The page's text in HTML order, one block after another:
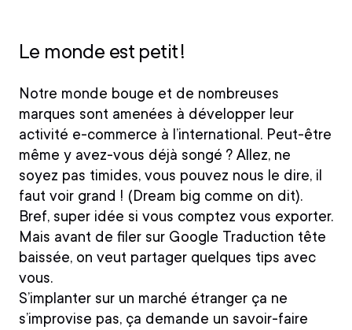
Le monde est petit !
Notre monde bouge et de nombreuses
marques sont amenées à développer leur
activité e-commerce à l’international. Peut-être
même y avez-vous déjà songé ? Allez, ne
soyez pas timides, vous pouvez nous le dire, il
faut voir grand ! (Dream big comme on dit).
Bref, super idée si vous comptez vous exporter.
Mais avant de filer sur Google Traduction tête
baissée, on veut partager quelques tips avec
vous.
S’implanter sur un marché étranger ça ne
s’improvise pas, ça demande un savoir-faire